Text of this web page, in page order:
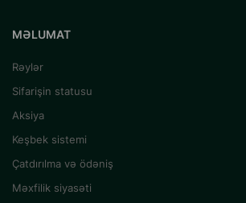
MƏLUMAT
Rəylər
Sifarişin statusu
Aksiya
Keşbek sistemi
Çatdırılma və ödəniş
Məxfilik siyasəti